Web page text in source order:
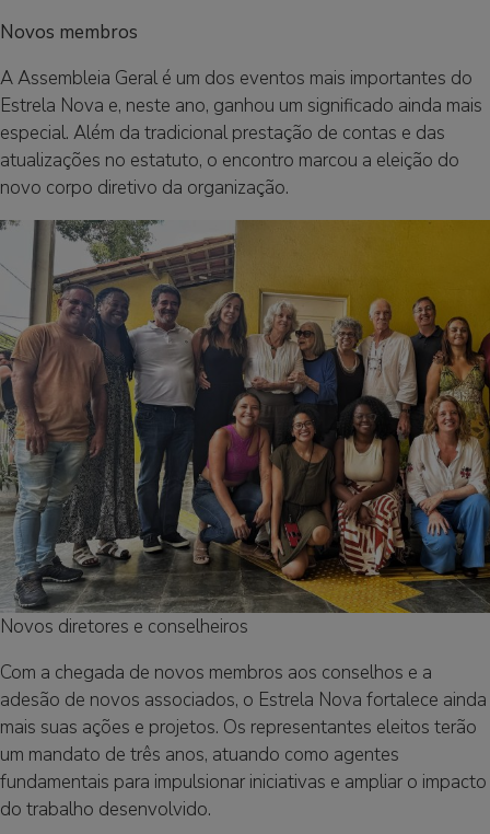
Novos membros
A Assembleia Geral é um dos eventos mais importantes do
Estrela Nova e, neste ano, ganhou um significado ainda mais
especial. Além da tradicional prestação de contas e das
atualizações no estatuto, o encontro marcou a eleição do
novo corpo diretivo da organização.
Novos diretores e conselheiros
Com a chegada de novos membros aos conselhos e a
adesão de novos associados, o Estrela Nova fortalece ainda
mais suas ações e projetos. Os representantes eleitos terão
um mandato de três anos, atuando como agentes
fundamentais para impulsionar iniciativas e ampliar o impacto
do trabalho desenvolvido.